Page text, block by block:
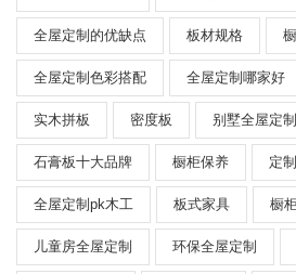
全屋定制的优缺点 板材规格
全屋定制色彩搭配 全屋定制哪家好
实木拼板 密度板 别墅全屋定制
石膏板十大品牌 橱柜保养 定
全屋定制pk木工 板式家具 橱
儿童房全屋定制 环保全屋定制